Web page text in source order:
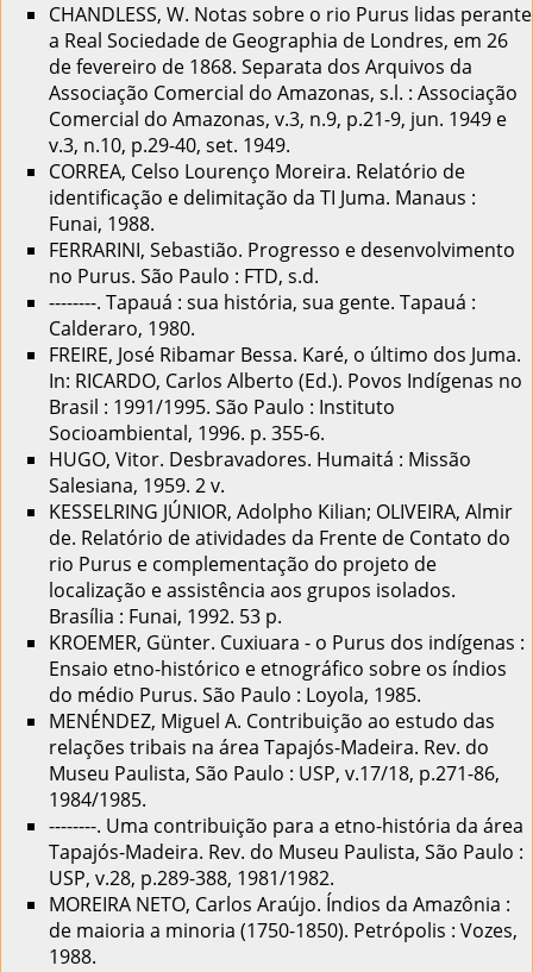
CHANDLESS, W. Notas sobre o rio Purus lidas perante
a Real Sociedade de Geographia de Londres, em 26
de fevereiro de 1868. Separata dos Arquivos da
Associação Comercial do Amazonas, s.l. : Associação
Comercial do Amazonas, v.3, n.9, p.21-9, jun. 1949 e
v.3, n.10, p.29-40, set. 1949.
CORREA, Celso Lourenço Moreira. Relatório de
identificação e delimitação da TI Juma. Manaus :
Funai, 1988.
FERRARINI, Sebastião. Progresso e desenvolvimento
no Purus. São Paulo : FTD, s.d.
--------. Tapauá : sua história, sua gente. Tapauá :
Calderaro, 1980.
FREIRE, José Ribamar Bessa. Karé, o último dos Juma.
In: RICARDO, Carlos Alberto (Ed.). Povos Indígenas no
Brasil : 1991/1995. São Paulo : Instituto
Socioambiental, 1996. p. 355-6.
HUGO, Vitor. Desbravadores. Humaitá : Missão
Salesiana, 1959. 2 v.
KESSELRING JÚNIOR, Adolpho Kilian; OLIVEIRA, Almir
de. Relatório de atividades da Frente de Contato do
rio Purus e complementação do projeto de
localização e assistência aos grupos isolados.
Brasília : Funai, 1992. 53 p.
KROEMER, Günter. Cuxiuara - o Purus dos indígenas :
Ensaio etno-histórico e etnográfico sobre os índios
do médio Purus. São Paulo : Loyola, 1985.
MENÉNDEZ, Miguel A. Contribuição ao estudo das
relações tribais na área Tapajós-Madeira. Rev. do
Museu Paulista, São Paulo : USP, v.17/18, p.271-86,
1984/1985.
--------. Uma contribuição para a etno-história da área
Tapajós-Madeira. Rev. do Museu Paulista, São Paulo :
USP, v.28, p.289-388, 1981/1982.
MOREIRA NETO, Carlos Araújo. Índios da Amazônia :
de maioria a minoria (1750-1850). Petrópolis : Vozes,
1988.